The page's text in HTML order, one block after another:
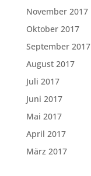
November 2017
Oktober 2017
September 2017
August 2017
Juli 2017
Juni 2017
Mai 2017
April 2017
März 2017